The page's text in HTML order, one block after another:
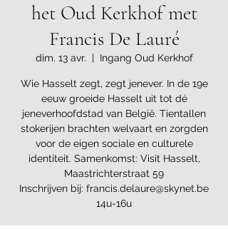
het Oud Kerkhof met
Francis De Lauré
dim. 13 avr.
  |
Ingang Oud Kerkhof
Wie Hasselt zegt, zegt jenever. In de 19e
eeuw groeide Hasselt uit tot dé
jeneverhoofdstad van België. Tientallen
stokerijen brachten welvaart en zorgden
voor de eigen sociale en culturele
identiteit. Samenkomst: Visit Hasselt,
Maastrichterstraat 59
Inschrijven bij: francis.delaure@skynet.be
14u-16u